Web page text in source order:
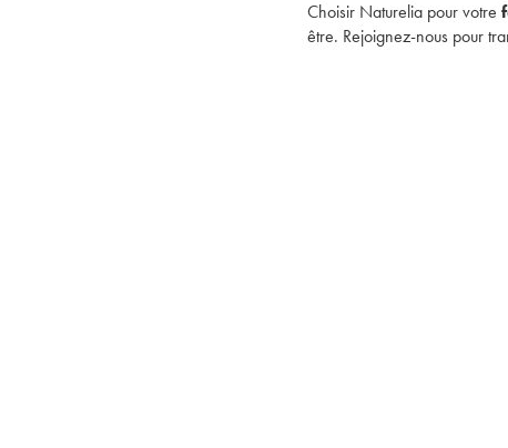
Choisir Naturelia pour votre
être. Rejoignez-nous pour